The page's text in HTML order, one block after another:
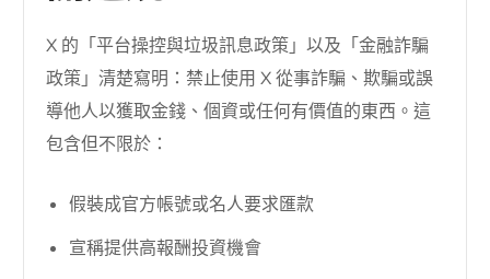
X 的「平台操控與垃圾訊息政策」以及「金融詐騙
政策」清楚寫明：禁止使用 X 從事詐騙、欺騙或誤
導他人以獲取金錢、個資或任何有價值的東西。這
包含但不限於：
假裝成官方帳號或名人要求匯款
宣稱提供高報酬投資機會